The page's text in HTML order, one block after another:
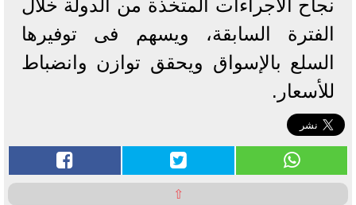
نجاح الاجراءات المتخذة من الدولة خلال
الفترة السابقة، ويسهم فى توفيرها
السلع بالإسواق ويحقق توازن وانضباط
للأسعار.
⇧